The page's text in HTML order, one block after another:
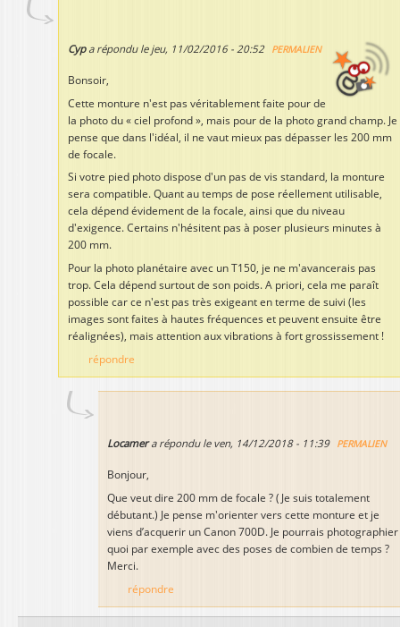
Cypa répondu le jeu, 11/02/2016 - 20:52 PERMALIEN
Bonsoir,
Cette monture n'est pas véritablement faite pour de
la photo du « ciel profond », mais pour de la photo grand champ. Je
pense que dans l'idéal, il ne vaut mieux pas dépasser les 200 mm
de focale.
Si votre pied photo dispose d'un pas de vis standard, la monture
sera compatible. Quant au temps de pose réellement utilisable,
cela dépend évidement de la focale, ainsi que du niveau
d'exigence. Certains n'hésitent pas à poser plusieurs minutes à
200 mm.
Pour la photo planétaire avec un T150, je ne m'avancerais pas
trop. Cela dépend surtout de son poids. A priori, cela me paraît
possible car ce n'est pas très exigeant en terme de suivi (les
images sont faites à hautes fréquences et peuvent ensuite être
réalignées), mais attention aux vibrations à fort grossissement !
répondre
Locamera répondu le ven, 14/12/2018 - 11:39 PERMALIEN
Bonjour,
Que veut dire 200 mm de focale ? (Je suis totalement
débutant.) Je pense m'orienter vers cette monture et je
viens d’acquerir un Canon 700D. Je pourrais photographier
quoi par exemple avec des poses de combien de temps ?
Merci.
répondre